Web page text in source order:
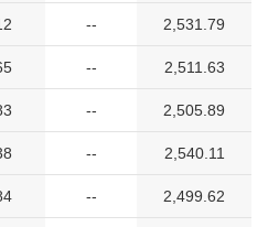
-- 2,531.79
-- 2,511.63
-- 2,505.89
-- 2,540.11
-- 2,499.62